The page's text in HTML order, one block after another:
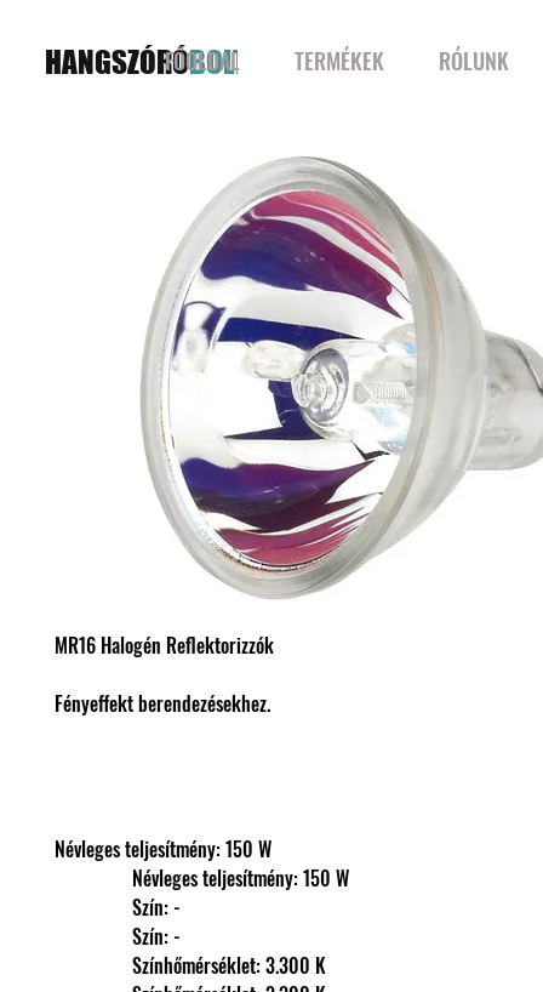
HANGSZÓRÓBOLT
FŐOLDAL TERMÉKEK RÓLUNK
MR16 Halogén Reflektorizzók
Fényeffekt berendezésekhez.
Névleges teljesítmény: 150 W
                Névleges teljesítmény: 150 W
                Szín: -
                Szín: -
                Színhőmérséklet: 3.300 K